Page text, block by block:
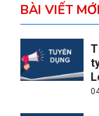
BÀI VIẾT